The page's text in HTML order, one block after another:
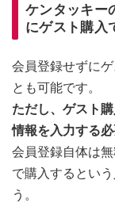
ケンタッキー
にゲスト購入
会員登録せずに
とも可能です。
ただし、ゲスト
情報を入力する必
会員登録自体は
で購入するとい
う。